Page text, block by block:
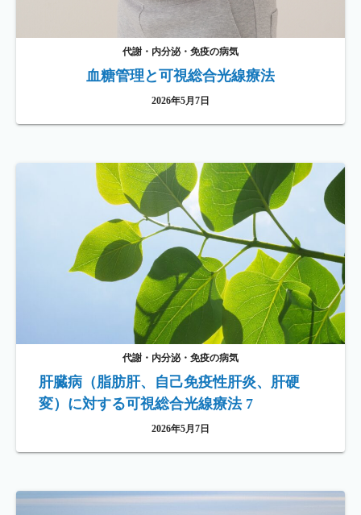
代謝・内分泌・免疫の病気
血糖管理と可視総合光線療法
2026年5月7日
代謝・内分泌・免疫の病気
肝臓病（脂肪肝、自己免疫性肝炎、肝硬
変）に対する可視総合光線療法 7
2026年5月7日